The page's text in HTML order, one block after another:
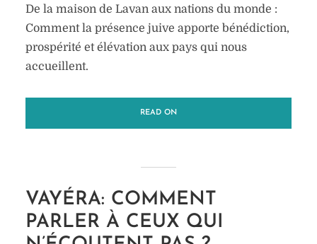
De la maison de Lavan aux nations du monde :
Comment la présence juive apporte bénédiction,
prospérité et élévation aux pays qui nous
accueillent.
READ ON
VAYÉRA: COMMENT
PARLER À CEUX QUI